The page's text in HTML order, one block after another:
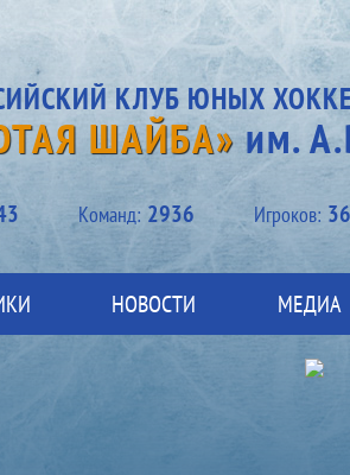
КЛУБ ЮНЫХ
ШАЙБА»им.
Kоманд: 2936 Игроков:
НОВОСТИ МЕДИА